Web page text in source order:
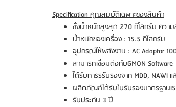
Specification คุณสมบัติเฉพาะของสินค้า
ชั่งน้ำหนักสูงสุด 270 กิโลกรัม ความ
น้ำหนักของเครื่อง : 15.5 กิโลกรัม
อุปกรณ์ให้พลังงาน : AC Adaptor
สามารถเชื่อมต่อกับGMON Software
ได้รับการรรับรองจาก MDD, NAWI แ
ผลิตภัณฑ์ได้รับใบรับรองมาตรฐาน
รับประกัน 3 ปี